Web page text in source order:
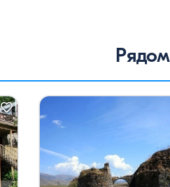
ванными комнатами, бар,
террасу. Oдин номер
есть …